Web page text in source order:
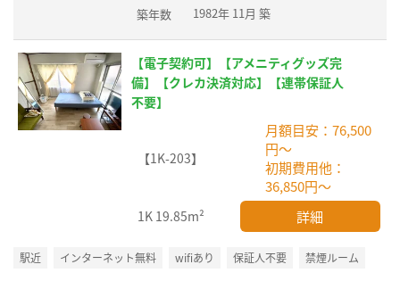
築年数
1982年 11月 築
【電子契約可】【アメニティグッズ完
備】【クレカ決済対応】【連帯保証人
不要】
【1K-203】
月額目安：76,500
円～
初期費用他：
36,850円～
1K 19.85m² 詳細
駅近 インターネット無料 wifiあり 保証人不要 禁煙ルーム